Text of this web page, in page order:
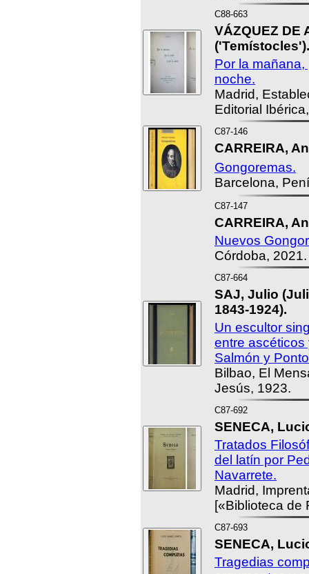
C88-663
VÁZQUEZ DE
('Temístocles').
Por la
noche.
Madrid,
Editorial
C87-146
CARREIRA,
Gongoremas.
Barcelona,
C87-147
CARREIRA,
Nuevos
Córdoba, 2021.
C87-664
SAJ, Julio
1843-1924).
Un escultor
entre ascéticos
Salmón y
Bilbao, El
Jesús, 1923.
C87-692
SENECA,
Tratados
del latín por
Navarrete.
Madrid,
[«Biblioteca de
C87-693
SENECA,
Tragedias